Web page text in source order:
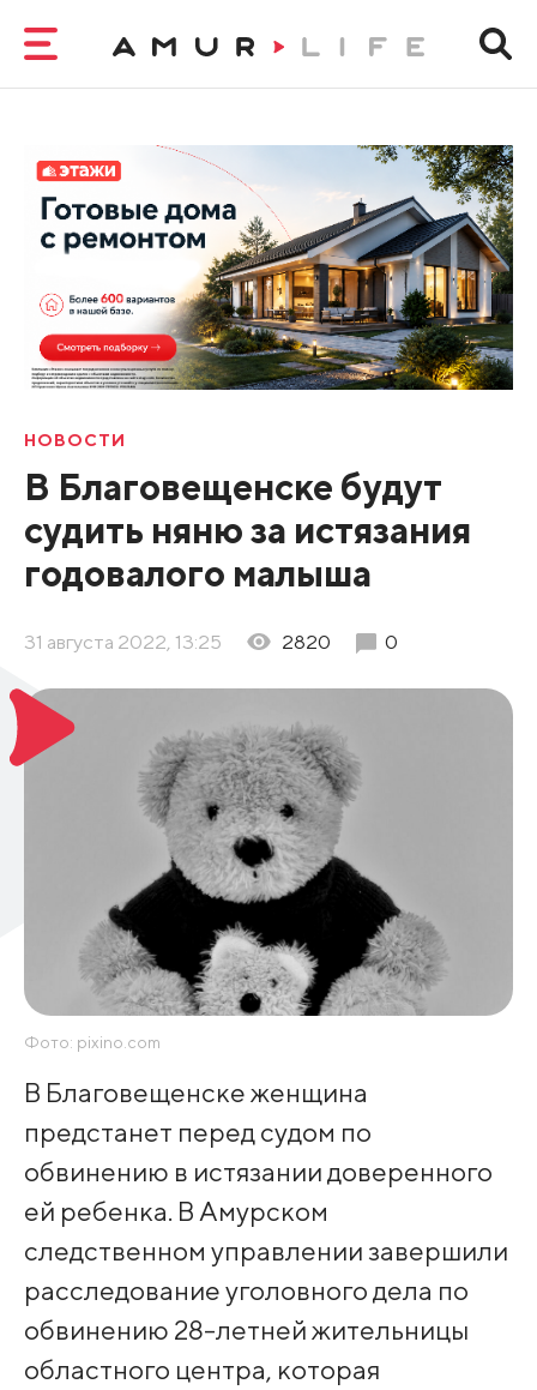
НОВОСТИ
В Благовещенске будут
судить няню за истязания
годовалого малыша
31 августа 2022, 13:25 2820 0
Фото: pixino.com
В Благовещенске женщина
предстанет перед судом по
обвинению в истязании доверенного
ей ребенка. В Амурском
следственном управлении завершили
расследование уголовного дела по
обвинению 28-летней жительницы
областного центра, которая